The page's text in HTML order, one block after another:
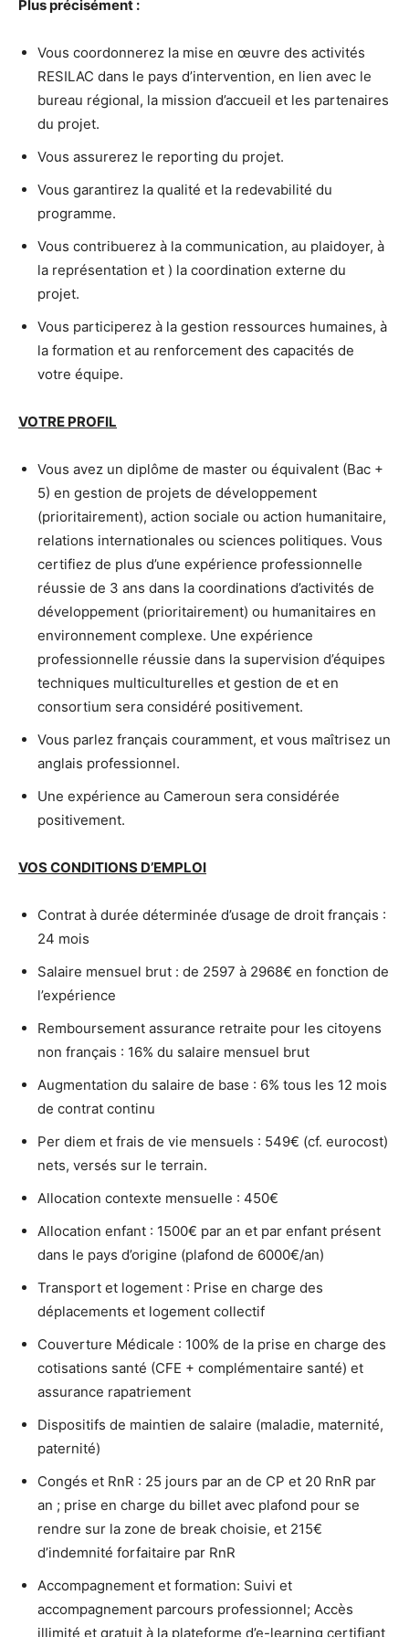
Plus précisément :
Vous coordonnerez la mise en œuvre des activités
RESILAC dans le pays d’intervention, en lien avec le
bureau régional, la mission d’accueil et les partenaires
du projet.
Vous assurerez le reporting du projet.
Vous garantirez la qualité et la redevabilité du
programme.
Vous contribuerez à la communication, au plaidoyer, à
la représentation et ) la coordination externe du
projet.
Vous participerez à la gestion ressources humaines, à
la formation et au renforcement des capacités de
votre équipe.
VOTRE PROFIL
Vous avez un diplôme de master ou équivalent (Bac +
5) en gestion de projets de développement
(prioritairement), action sociale ou action humanitaire,
relations internationales ou sciences politiques. Vous
certifiez de plus d’une expérience professionnelle
réussie de 3 ans dans la coordinations d’activités de
développement (prioritairement) ou humanitaires en
environnement complexe. Une expérience
professionnelle réussie dans la supervision d’équipes
techniques multiculturelles et gestion de et en
consortium sera considéré positivement.
Vous parlez français couramment, et vous maîtrisez un
anglais professionnel.
Une expérience au Cameroun sera considérée
positivement.
VOS CONDITIONS D’EMPLOI
Contrat à durée déterminée d’usage de droit français :
24 mois
Salaire mensuel brut : de 2597 à 2968€ en fonction de
l’expérience
Remboursement assurance retraite pour les citoyens
non français : 16% du salaire mensuel brut
Augmentation du salaire de base : 6% tous les 12 mois
de contrat continu
Per diem et frais de vie mensuels : 549€ (cf. eurocost)
nets, versés sur le terrain.
Allocation contexte mensuelle : 450€
Allocation enfant : 1500€ par an et par enfant présent
dans le pays d’origine (plafond de 6000€/an)
Transport et logement : Prise en charge des
déplacements et logement collectif
Couverture Médicale : 100% de la prise en charge des
cotisations santé (CFE + complémentaire santé) et
assurance rapatriement
Dispositifs de maintien de salaire (maladie, maternité,
paternité)
Congés et RnR : 25 jours par an de CP et 20 RnR par
an ; prise en charge du billet avec plafond pour se
rendre sur la zone de break choisie, et 215€
d’indemnité forfaitaire par RnR
Accompagnement et formation: Suivi et
accompagnement parcours professionnel; Accès
illimité et gratuit à la plateforme d’e-learning certifiant